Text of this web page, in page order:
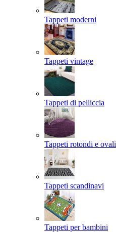
Tappeti moderni
Tappeti vintage
Tappeti di pelliccia
Tappeti rotondi e ovali
Tappeti scandinavi
Tappeti per bambini